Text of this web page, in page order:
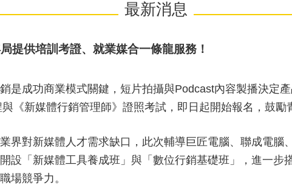
最新消息
提供培訓考證、就業媒合一條龍服務！
是成功商業模式關鍵，短片拍攝與Podcast內容製播決定
《新媒體行銷管理師》證照考試，即日起開始報名，鼓
界對新媒體人才需求缺口，此次輔導巨匠電腦、聯成電腦
設「新媒體工具養成班」與「數位行銷基礎班」，進一
場競爭力。